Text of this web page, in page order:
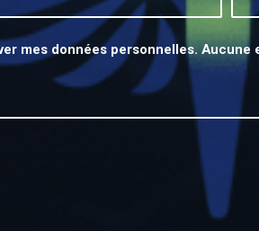
mes données personnelles.